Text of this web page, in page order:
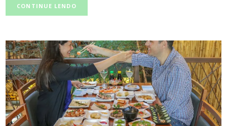
CONTINUE LENDO
post
thumbnail